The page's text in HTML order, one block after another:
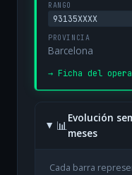
RANGO
93135XXXX
PROVINCIA
Barcelona
→ Ficha del
📊
Evolución
meses
Cada barra